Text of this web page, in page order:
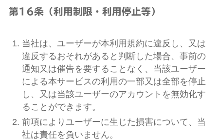
第16条（利用制限・利用停止等）
当社は、ユーザーが本利用規約に違反し、又は
違反するおそれがあると判断した場合、事前の
通知又は催告を要することなく、当該ユーザー
による本サービスの利用の一部又は全部を停止
し、又は当該ユーザーのアカウントを無効化す
ることができます。
前項によりユーザーに生じた損害について、当
社は責任を負いません。